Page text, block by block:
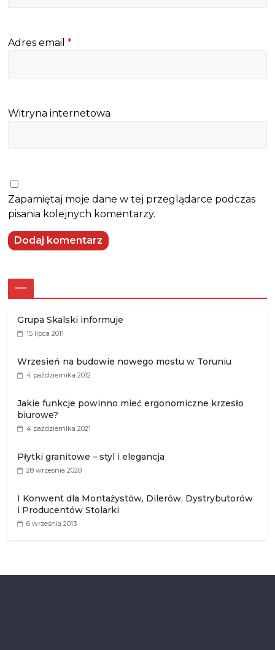
Adres email*
Witryna internetowa
Zapamiętaj moje dane w tej przeglądarce podczas
pisania kolejnych komentarzy.
—
Grupa Skalski informuje
15 lipca 2011
Wrzesień na budowie nowego mostu w Toruniu
4 października 2012
Jakie funkcje powinno mieć ergonomiczne krzesło
biurowe?
4 października 2021
Płytki granitowe – styl i elegancja
28 września 2020
I Konwent dla Montażystów, Dilerów, Dystrybutorów
i Producentów Stolarki
6 września 2013